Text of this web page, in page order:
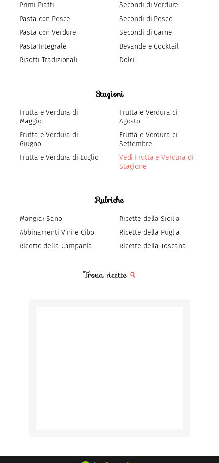
Primi Piatti
Pasta con Pesce
Pasta con Verdure
Pasta Integrale
Risotti Tradizionali
Secondi di Verdure
Secondi di Pesce
Secondi di Carne
Bevande e Cocktail
Dolci
Stagioni
Frutta e Verdura di
Maggio
Frutta e Verdura di
Giugno
Frutta e Verdura di Luglio
Frutta e Verdura di
Agosto
Frutta e Verdura di
Settembre
Vedi Frutta e Verdura di
Stagione
Rubriche
Mangiar Sano
Abbinamenti Vini e Cibo
Ricette della Campania
Ricette della Sicilia
Ricette della Puglia
Ricette della Toscana
Trova ricette